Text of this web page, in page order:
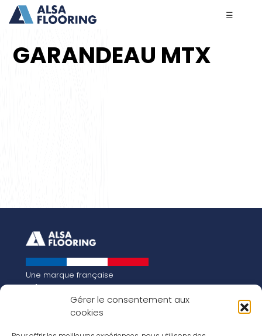
Gérer le consentement aux
cookies
☰
GARANDEAU MTX
Une marque française
Qui sommes-nous
Notre histoire
Les chiffres clés